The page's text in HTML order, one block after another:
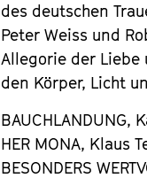
des deutschen
Peter Weiss und
Allegorie der Liebe
den Körper, Licht
BAUCHLANDUNG,
HER MONA, Klaus
BESONDERS